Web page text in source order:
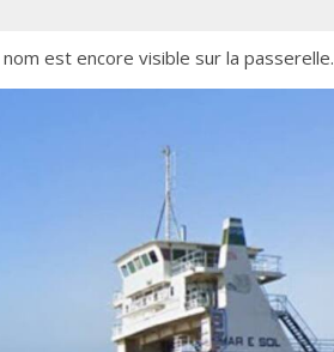
est encore visible sur la passerelle.